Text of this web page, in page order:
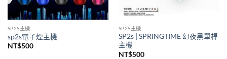
SP2S主機
sp2s電子煙主機
NT$500
SP2S主機
SP2s | SPRINGTIME 幻夜黑單桿
主機
NT$500